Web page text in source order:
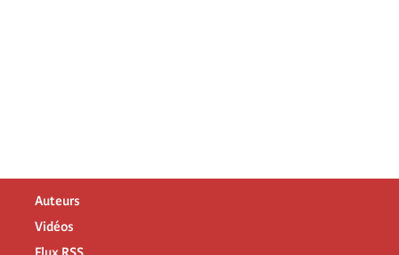
Auteurs
Vidéos